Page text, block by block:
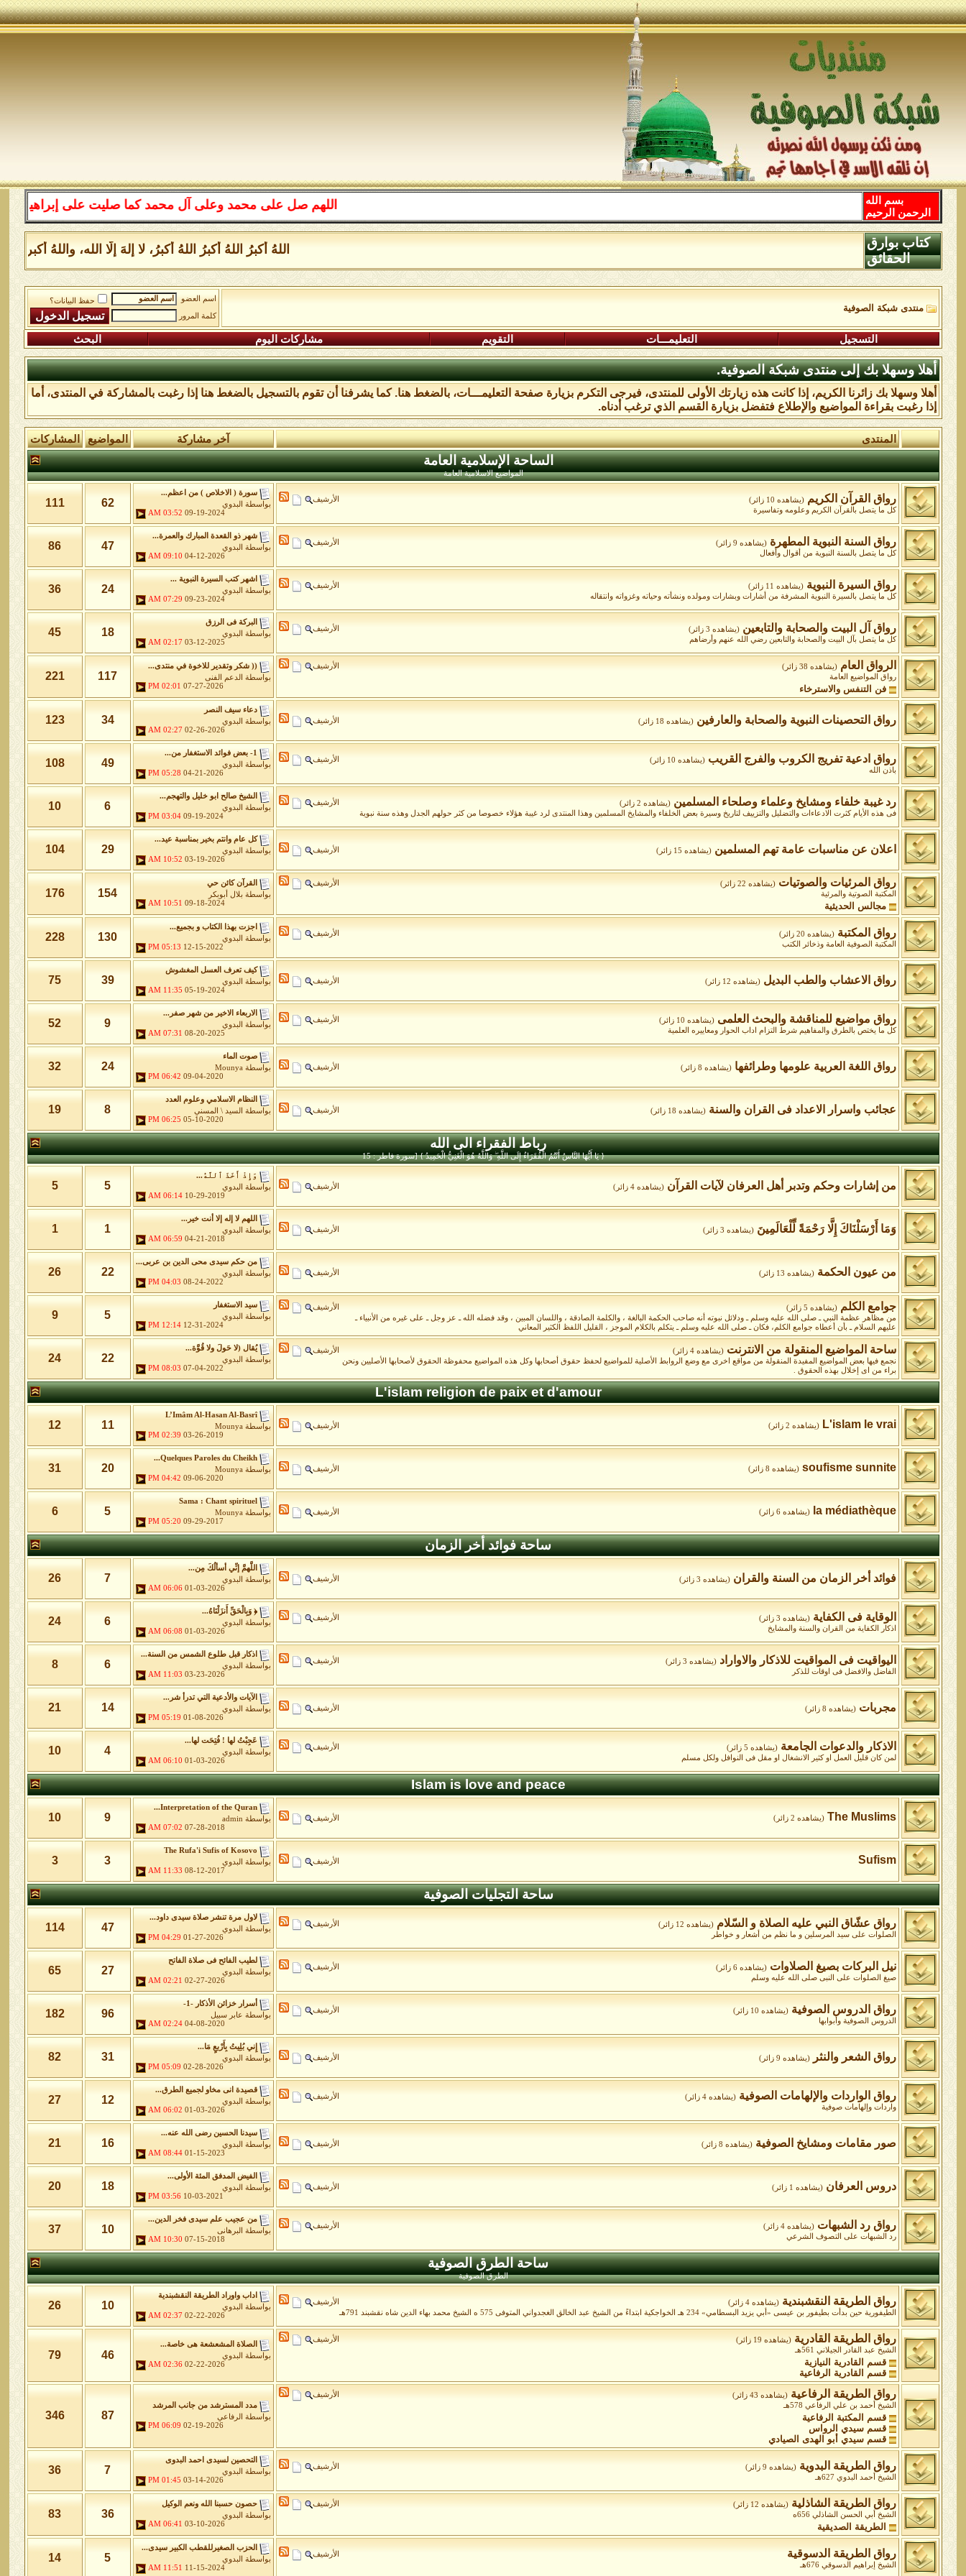
اللهم صل على محمد وعلى آل محمد كما صليت على إبراهيم وعلى آل
بسم الله
الرحمن الرحيم
اللهُ أكبرُ اللهُ أكبرُ اللهُ أكبرُ، لا إلهَ إلَّا الله، واللهُ أكبر
كتاب بوارق
الحقائق
منتدى شبكة الصوفية
اسم العضو
حفظ البيانات؟
كلمة المرور
التسجيل التعليمـــات التقويم مشاركات اليوم البحث
أهلا وسهلا بك إلى منتدى شبكة الصوفية.
أهلا وسهلا بك زائرنا الكريم، إذا كانت هذه زيارتك الأولى للمنتدى، فيرجى التكرم بزيارة صفحة التعليمـــات،بالضغط هنا. كما يشرفنا أن تقومبالتسجيل بالضغط هناإذا رغبت بالمشاركة في المنتدى، أما
إذا رغبت بقراءة المواضيع والإطلاع فتفضل بزيارة القسم الذي ترغب أدناه.
المنتدى آخر مشاركة المواضيع المشاركات
الساحة اﻹسلامية العامة
المواضيع الاسلامية العامة
الأرشيف رواق القرآن الكريم (يشاهده 10 زائر)
كل ما يتصل بالقرآن الكريم وعلومه وتفاسيرة
سورة ( الاخلاص ) من اعظم...
بواسطة
البدوي
09-19-2024
03:52 AM
62
111
الأرشيف رواق السنة النبوية المطهرة (يشاهده 9 زائر)
كل ما يتصل بالسنة النبوية من أقوال وأفعال
شهر ذو القعدة المبارك والعمرة...
بواسطة
البدوي
04-12-2026
09:10 AM
47
86
الأرشيف رواق السيرة النبوية (يشاهده 11 زائر)
كل ما يتصل بالسيرة النبوية المشرفة من أشارات وبشارات ومولده ونشأته وحياته وغزواته وانتقاله
اشهر كتب السيرة النبوية ...
بواسطة
البدوي
09-23-2024
07:29 AM
24
36
الأرشيف رواق آل البيت والصحابة والتابعين (يشاهده 3 زائر)
كل ما يتصل بآل البيت والصحابة والتابعين رضي الله عنهم وأرضاهم
البركة فى الرزق
بواسطة
البدوي
03-12-2025
02:17 AM
18
45
الأرشيف الرواق العام (يشاهده 38 زائر)
رواق المواضيع العامة
فن التنفس والاسترخاء
(( شكر وتقدير للاخوة في منتدى...
بواسطة
الدعم الفنى
07-27-2026
02:01 PM
117
221
الأرشيف رواق التحصينات النبوية والصحابة والعارفين (يشاهده 18 زائر)
دعاء سيف النصر
بواسطة
البدوي
02-26-2026
02:27 AM
34
123
الأرشيف رواق ادعية تفريج الكروب والفرج القريب (يشاهده 10 زائر)
باذن الله
1- بعض فوائد الاستغفار من...
بواسطة
البدوي
04-21-2026
05:28 PM
49
108
الأرشيف رد غيبة خلفاء ومشايخ وعلماء وصلحاء المسلمين (يشاهده 2 زائر)
فى هذه الأيام كثرت الادعاءات والتضليل والتزييف لتاريخ وسيرة بعض الخلفاء والمشايخ المسلمين وهذا المنتدى لرد غيبة هؤلاء خصوصا من كثر حولهم الجدل وهذه سنة نبوية
الشيخ صالح ابو خليل والتهجم...
بواسطة
البدوي
09-19-2024
03:04 PM
6
10
الأرشيف اعلان عن مناسبات عامة تهم المسلمين (يشاهده 15 زائر)
كل عام وانتم بخير بمناسبة عيد...
بواسطة
البدوي
03-19-2026
10:52 AM
29
104
الأرشيف رواق المرئيات والصوتيات (يشاهده 22 زائر)
المكتبة الصوتية والمرئية
مجالس الحديثية
القرآن كائن حي
بواسطة بلال أبوبكر
09-18-2024
10:51 AM
154
176
الأرشيف رواق المكتبة (يشاهده 20 زائر)
المكتبة الصوفية العامة وذخائر الكتب
اجزت بهذا الكتاب و بجميع...
بواسطة
البدوي
12-15-2022
05:13 PM
130
228
الأرشيف رواق الاعشاب والطب البديل (يشاهده 12 زائر)
كيف تعرف العسل المغشوش
بواسطة
البدوي
05-19-2024
11:35 AM
39
75
الأرشيف رواق مواضيع للمناقشة والبحث العلمى (يشاهده 10 زائر)
كل ما يختص بالطرق والمفاهيم شرط التزام اداب الحوار ومعاييره العلمية
الاربعاء الاخير من شهر صفر...
بواسطة
البدوي
08-20-2025
07:31 AM
9
52
الأرشيف رواق اللغة العربية علومها وطرائفها (يشاهده 8 زائر)
صوت الماء
بواسطة Mounya
09-04-2020
06:42 PM
24
32
الأرشيف عجائب واسرار الاعداد فى القران والسنة (يشاهده 18 زائر)
النظام الاسلامي وعلوم العدد
بواسطة
السيد \ المسني
05-10-2020
06:25 PM
8
19
رباط الفقراء الى الله
{ يَا أَيُّهَا النَّاسُ أَنْتُمُ الْفُقَرَاءُ إِلَى اللَّهِ ۖ وَاللَّهُ هُوَ الْغَنِيُّ الْحَمِيدُ } [سورة فاطر : 15
الأرشيف من إشارات وحكم وتدبر أهل العرفان لآيات القرآن (يشاهده 4 زائر)
وَإِذْ أَخَذَ ٱللَّهُ...
بواسطة
البدوي
10-29-2019
06:14 AM
5
5
الأرشيف وَمَا أَرْسَلْنَاكَ إِلَّا رَحْمَةً لِّلْعَالَمِينَ (يشاهده 3 زائر)
اللهم لا إله إلا أنت خير...
بواسطة
البدوي
04-21-2018
06:59 AM
1
1
الأرشيف من عيون الحكمة (يشاهده 13 زائر)
من حكم سيدى محى الدين بن عربى...
بواسطة
البدوي
08-24-2022
04:03 PM
22
26
الأرشيف جوامع الكلم (يشاهده 5 زائر)
من مظاهر عظمة النبي ـ صلى الله عليه وسلم ـ ودلائل نبوته أنه صاحب الحكمة البالغة ، والكلمة الصادقة ، واللسان المبين ، وقد فضله الله ـ عز وجل ـ على غيره من الأنبياء ـ
عليهم السلام ـ بأن أعطاه جوامع الكلم، فكان ـ صلى الله عليه وسلم ـ يتكلم بالكلام الموجز ، القليل اللفظ الكثير المعاني
سيد الاستغفار
بواسطة
البدوي
12-31-2024
12:14 PM
5
9
الأرشيف ساحة المواضيع المنقولة من الانترنت (يشاهده 4 زائر)
نجمع فيها بعض المواضيع المفيدة المنقولة من مواقع اخرى مع وضع الروابط الأصلية للمواضيع لحفظ حقوق أصحابها وكل هذه المواضيع محفوظة الحقوق لأصحابها الأصليين ونحن
براء من اى إخلال بهذه الحقوق .
يُقال (لا حَولَ ولا قُوَّة...
بواسطة
البدوي
07-04-2022
08:03 PM
22
24
L'islam religion de paix et d'amour
الأرشيف L'islam le vrai (يشاهده 2 زائر)
L’Imâm Al-Hasan Al-Basrî
بواسطة Mounya
03-26-2019
02:39 PM
11
12
الأرشيف soufisme sunnite (يشاهده 8 زائر)
Quelques Paroles du Cheikh...
بواسطة Mounya
09-06-2020
04:42 PM
20
31
الأرشيف la médiathèque (يشاهده 6 زائر)
Sama : Chant spirituel
بواسطة Mounya
09-29-2017
05:20 PM
5
6
ساحة فوائد أخر الزمان
الأرشيف فوائد أخر الزمان من السنة والقران (يشاهده 3 زائر)
اللَّهمَّ إنِّي أسألُكَ مِن...
بواسطة
البدوي
01-03-2026
06:06 AM
7
26
الأرشيف الوقاية فى الكفاية (يشاهده 3 زائر)
اذكار الكفاية من القران والسنة والمشايخ
﴿ وَبِالْحَقِّ أَنزَلْنَاهُ...
بواسطة
البدوي
01-03-2026
06:08 AM
6
24
الأرشيف اليواقيت فى المواقيت للاذكار والاواراد (يشاهده 3 زائر)
الفاضل والافضل فى اوقات للذكر
اذكار قبل طلوع الشمس من السنة...
بواسطة
البدوي
03-23-2026
11:03 AM
6
8
الأرشيف مجربات (يشاهده 8 زائر)
الآيات والأدعية التي تدرأ شر...
بواسطة
البدوي
01-08-2026
05:19 PM
14
21
الأرشيف الاذكار والدعوات الجامعة (يشاهده 5 زائر)
لمن كان قليل العمل او كثير الانشغال او مقل فى النوافل ولكل مسلم
عَجِبْتُ لها ! فُتِحَت لها...
بواسطة
البدوي
01-03-2026
06:10 AM
4
10
Islam is love and peace
الأرشيف The Muslims (يشاهده 2 زائر)
Interpretation of the Quran...
بواسطة admin
07-28-2018
07:02 AM
9
10
الأرشيف Sufism
The Rufa'i Sufis of Kosovo
بواسطة
البدوي
08-12-2017
11:33 AM
3
3
ساحة التجليات الصوفية
الأرشيف رواق عشّاق النبي عليه الصلاة و السّلام (يشاهده 12 زائر)
الصلوات على سيد المرسلين و ما نظم من أشعار و خواطر
لاول مرة تنشر صلاة سيدى داود...
بواسطة
البدوي
01-27-2026
04:29 PM
47
114
الأرشيف نيل البركات بصيغ الصلاوات (يشاهده 6 زائر)
صيغ الصلوات على النبى صلى الله عليه وسلم
لطيب الفائح فى صلاة الفاتح
بواسطة
البدوي
02-27-2026
02:21 AM
27
65
الأرشيف رواق الدروس الصوفية (يشاهده 10 زائر)
الدروس الصوفية وأبوابها
أسرار خزائن اﻷذكار -1-
بواسطة عابر سبيل
04-08-2020
02:24 AM
96
182
الأرشيف رواق الشعر والنثر (يشاهده 9 زائر)
إِني بُلِيتُ بِأَرْبعٍ مَا...
بواسطة
البدوي
02-28-2026
05:09 PM
31
82
الأرشيف رواق الواردات واﻹلهامات الصوفية (يشاهده 4 زائر)
واردات وإلهامات صوفية
قصيدة انى مخاو لجميع الطرق...
بواسطة
البدوي
01-03-2026
06:02 AM
12
27
الأرشيف صور مقامات ومشايخ الصوفية (يشاهده 8 زائر)
سيدنا الحسين رضى الله عنه...
بواسطة
البدوي
01-15-2023
08:44 AM
16
21
الأرشيف دروس العرفان (يشاهده 1 زائر)
الفيض المدفق المئة الأولى...
بواسطة
البدوي
10-03-2021
03:56 PM
18
20
الأرشيف رواق رد الشبهات (يشاهده 4 زائر)
رد الشبهات على التصوف الشرعي
من عجيب علم سيدى فخر الدين...
بواسطة
البرهانى
07-15-2018
10:30 AM
10
37
ساحة الطرق الصوفية
الطرق الصوفية
الأرشيف رواق الطريقة النقشبندية (يشاهده 4 زائر)
الطيفورية حين بدأت بطيفور بن عيسى «أبي يزيد البسطامي» 234 هـ الخواجكية ابتداءً من الشيخ عبد الخالق الغجدواني المتوفى 575 ه الشيخ محمد بهاء الدين شاه نقشبند 791هـ
اداب واوراد الطريقة النقشبندية
بواسطة
البدوي
02-22-2026
02:37 AM
10
26
الأرشيف رواق الطريقة القادرية (يشاهده 19 زائر)
الشيخ عبد القادر الجيلاني 561هـ
قسم القادرية النيازية
قسم القادرية الرفاعية
الصلاة المشعشعة هى خاصة...
بواسطة
البدوي
02-22-2026
02:36 AM
46
79
الأرشيف رواق الطريقة الرفاعية (يشاهده 43 زائر)
الشيخ أحمد بن علي الرفاعي 578هـ
قسم المكتبة الرفاعية
قسم سيدي الرواس
قسم سيدي أبو الهدى الصيادي
مدد المسترشد من جانب المرشد
بواسطة
الرفاعي
02-19-2026
06:09 PM
87
346
الأرشيف رواق الطريقة البدوية (يشاهده 9 زائر)
الشيخ أحمد البدوي 627هـ
التحصين لسيدى احمد البدوى
بواسطة
البدوي
03-14-2026
01:45 PM
7
36
الأرشيف رواق الطريقة الشاذلية (يشاهده 12 زائر)
الشيخ أبي الحسن الشاذلي 656ه
الطريقة الصديقية
حصون حسبنا الله ونعم الوكيل
بواسطة
البدوي
03-10-2026
06:41 AM
36
83
الأرشيف رواق الطريقة الدسوقية
الشيخ إبراهيم الدسوقي 676هـ
الحزب الصغيرللقطب الكبير سيدى...
بواسطة
البدوي
11-15-2024
11:51 AM
5
14